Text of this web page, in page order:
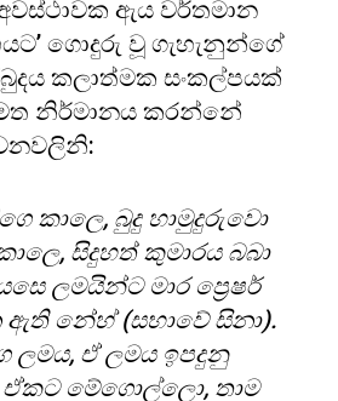
ඇය වර්තමාන
ගොදුරු වූ ගැහැනුන්ගේ
කලාත්මක සංකල්පයක්
නිර්මානය කරන්නේ
කාලෙ, බුදු හාමුදුරුවො
සිදුහත් කුමාරය බබා
ලමයින්ට මාර ප්‍රෙෂර්
නේහ් (සභාවේ සිනා).
ලමය, ඒ ලමය ඉපදුනු
ඒකට මේගොල්ලො, තාම